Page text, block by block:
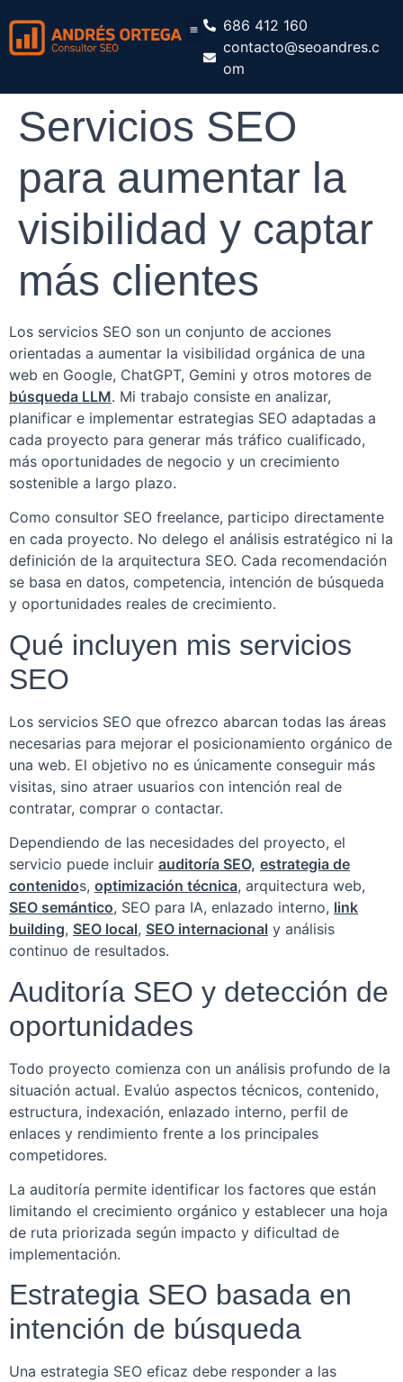
686 412 160
contacto@seoandres.c
om
Servicios SEO
para aumentar la
visibilidad y captar
más clientes
Los servicios SEO son un conjunto de acciones
orientadas a aumentar la visibilidad orgánica de una
web en Google, ChatGPT, Gemini y otros motores de
búsqueda LLM. Mi trabajo consiste en analizar,
planificar e implementar estrategias SEO adaptadas a
cada proyecto para generar más tráfico cualificado,
más oportunidades de negocio y un crecimiento
sostenible a largo plazo.
Como consultor SEO freelance, participo directamente
en cada proyecto. No delego el análisis estratégico ni la
definición de la arquitectura SEO. Cada recomendación
se basa en datos, competencia, intención de búsqueda
y oportunidades reales de crecimiento.
Qué incluyen mis servicios
SEO
Los servicios SEO que ofrezco abarcan todas las áreas
necesarias para mejorar el posicionamiento orgánico de
una web. El objetivo no es únicamente conseguir más
visitas, sino atraer usuarios con intención real de
contratar, comprar o contactar.
Dependiendo de las necesidades del proyecto, el
servicio puede incluir auditoría SEO, estrategia de
contenidos, optimización técnica, arquitectura web,
SEO semántico, SEO para IA, enlazado interno, link
building, SEO local, SEO internacional y análisis
continuo de resultados.
Auditoría SEO y detección de
oportunidades
Todo proyecto comienza con un análisis profundo de la
situación actual. Evalúo aspectos técnicos, contenido,
estructura, indexación, enlazado interno, perfil de
enlaces y rendimiento frente a los principales
competidores.
La auditoría permite identificar los factores que están
limitando el crecimiento orgánico y establecer una hoja
de ruta priorizada según impacto y dificultad de
implementación.
Estrategia SEO basada en
intención de búsqueda
Una estrategia SEO eficaz debe responder a las